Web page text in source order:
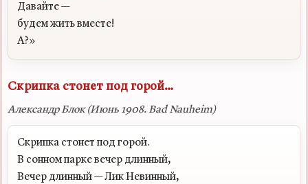
Давайте —
будем жить вместе!
Скрипка стонет под горой…
Александр Блок (Июнь 1908. Bad Nauheim)
Скрипка стонет под горой.
В сонном парке вечер длинный,
Вечер длинный — Лик Невинный,